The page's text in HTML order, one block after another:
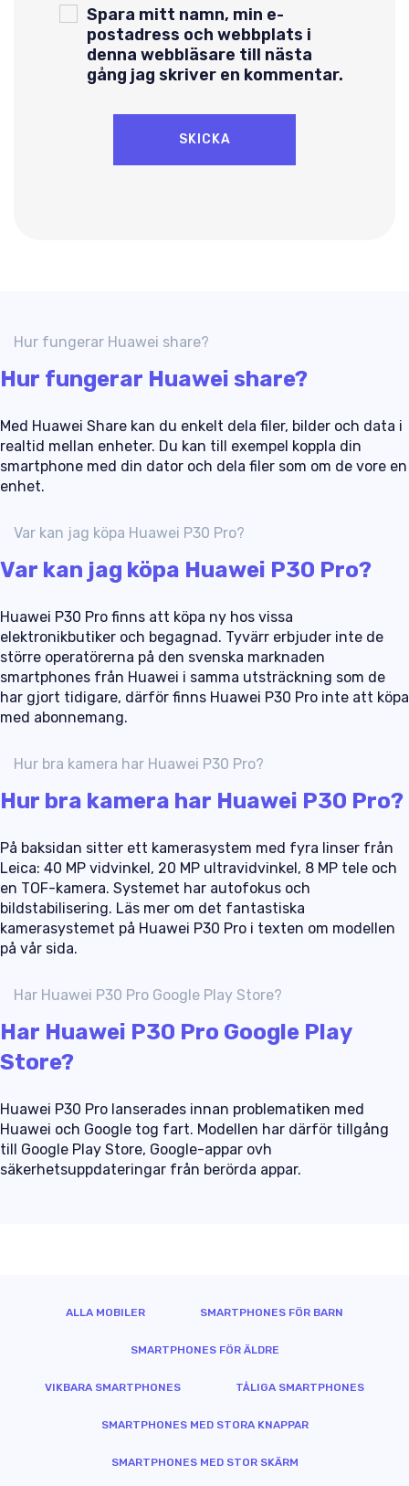
Spara mitt namn, min e-
postadress och webbplats i
denna webbläsare till nästa
gång jag skriver en kommentar.
Hur fungerar Huawei share?
Hur fungerar Huawei share?
Med Huawei Share kan du enkelt dela filer, bilder och data i
realtid mellan enheter. Du kan till exempel koppla din
smartphone med din dator och dela filer som om de vore en
enhet.
Var kan jag köpa Huawei P30 Pro?
Var kan jag köpa Huawei P30 Pro?
Huawei P30 Pro finns att köpa ny hos vissa
elektronikbutiker och begagnad. Tyvärr erbjuder inte de
större operatörerna på den svenska marknaden
smartphones från Huawei i samma utsträckning som de
har gjort tidigare, därför finns Huawei P30 Pro inte att köpa
med abonnemang.
Hur bra kamera har Huawei P30 Pro?
Hur bra kamera har Huawei P30 Pro?
På baksidan sitter ett kamerasystem med fyra linser från
Leica: 40 MP vidvinkel, 20 MP ultravidvinkel, 8 MP tele och
en TOF-kamera. Systemet har autofokus och
bildstabilisering. Läs mer om det fantastiska
kamerasystemet på Huawei P30 Pro i texten om modellen
på vår sida.
Har Huawei P30 Pro Google Play Store?
Har Huawei P30 Pro Google Play
Store?
Huawei P30 Pro lanserades innan problematiken med
Huawei och Google tog fart. Modellen har därför tillgång
till Google Play Store, Google-appar ovh
säkerhetsuppdateringar från berörda appar.
ALLA MOBILER SMARTPHONES FÖR BARN
SMARTPHONES FÖR ÄLDRE
VIKBARA SMARTPHONES TÅLIGA SMARTPHONES
SMARTPHONES MED STORA KNAPPAR
SMARTPHONES MED STOR SKÄRM